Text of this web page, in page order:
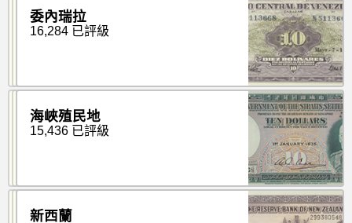
委內瑞拉
16,284 已評級
海峽殖民地
15,436 已評級
新西蘭